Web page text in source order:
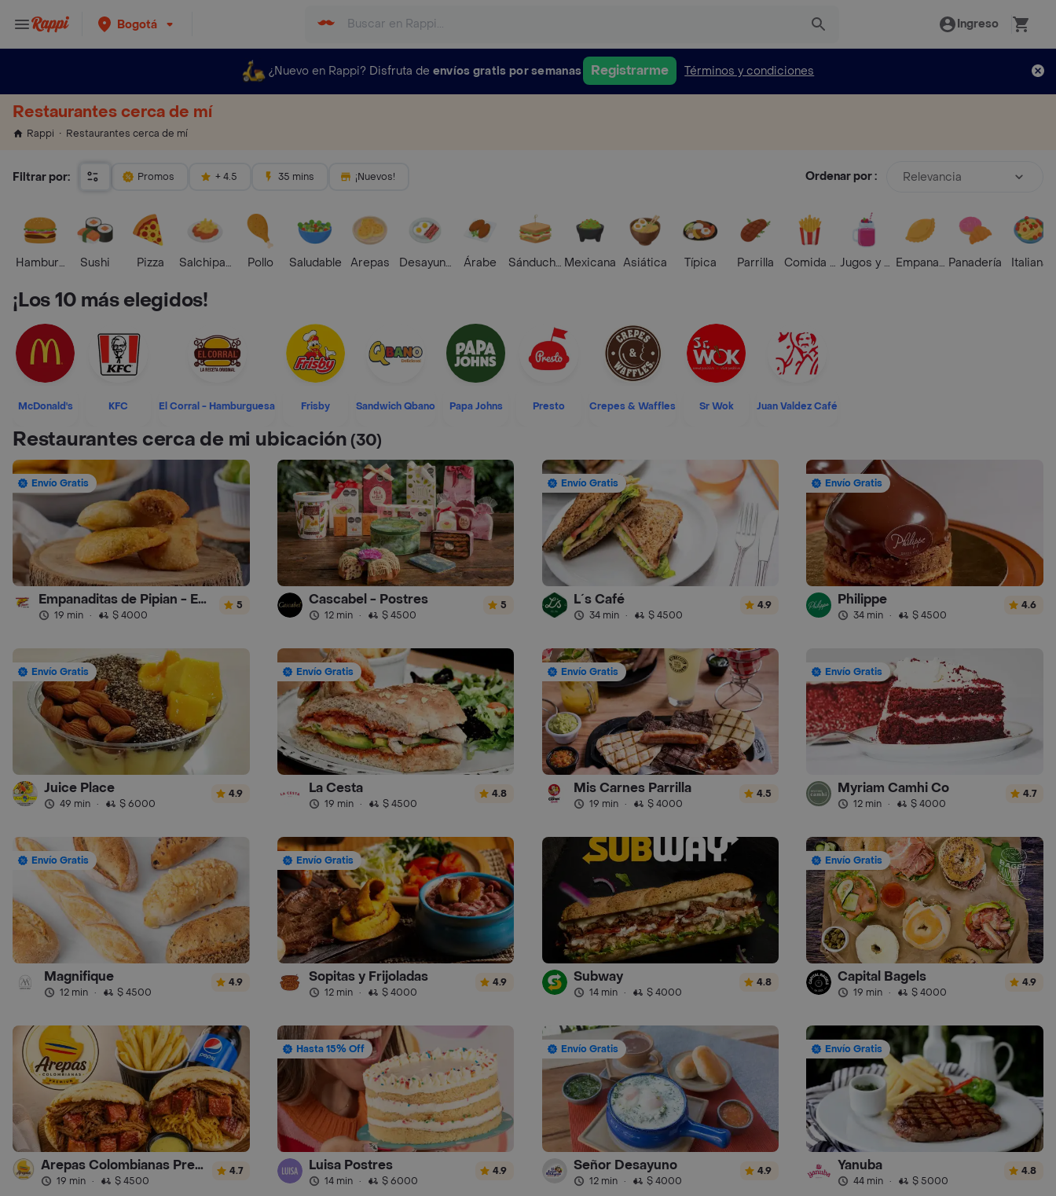
Bogotá Ingreso
¿Nuevo en Rappi? Disfruta de envíos gratis por semanas Registrarme Términos y condiciones
Restaurantes cerca de mí
Rappi Restaurantes cerca de mí
Filtrar por: Promos + 4.5 35 mins ¡Nuevos! Ordenar por : Relevancia
HamburguesaSushi Pizza Salchipapas Pollo Saludable Arepas Desayunos Árabe SánduchesMexicana Asiática Típica Parrilla Comida RápidaJugos y BatidosEmpanadasPanadería Italiana
¡Los 10 más elegidos!
McDonald's KFC El Corral - Hamburguesa Frisby Sandwich Qbano Papa Johns Presto Crepes & Waffles Sr Wok Juan Valdez Café
Restaurantes cerca de mi ubicación(30)
Envío Gratis
Empanaditas de Pipian - Empanadas
19 min · $ 4000
5 Cascabel - Postres
12 min · $ 4500
5
Envío Gratis
L´s Café
34 min · $ 4500
4.9
Envío Gratis
Philippe
34 min · $ 4500
4.6
Envío Gratis
Juice Place
49 min · $ 6000
4.9
Envío Gratis
La Cesta
19 min · $ 4500
4.8
Envío Gratis
Mis Carnes Parrilla
19 min · $ 4000
4.5
Envío Gratis
Myriam Camhi Co
12 min · $ 4000
4.7
Envío Gratis
Magnifique
12 min · $ 4500
4.9
Envío Gratis
Sopitas y Frijoladas
12 min · $ 4000
4.9 Subway
14 min · $ 4000
4.8
Envío Gratis
Capital Bagels
19 min · $ 4000
4.9
Arepas Colombianas Premium
19 min · $ 4500
4.7
Hasta 15% Off
Luisa Postres
14 min · $ 6000
4.9
Envío Gratis
Señor Desayuno
12 min · $ 4000
4.9
Envío Gratis
Yanuba
44 min · $ 5000
4.8